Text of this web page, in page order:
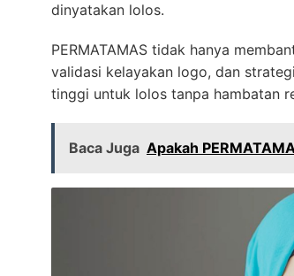
dinyatakan lolos.
PERMATAMAS tidak hanya
validasi kelayakan logo, dan
tinggi untuk lolos tanpa hambatan
Baca Juga Apakah